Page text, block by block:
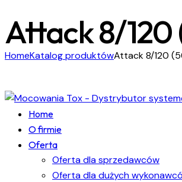
Attack 8/120
HomeKatalog produktówAttack 8/120
Home
O firmie
Oferta
Oferta dla sprzedawców
Oferta dla dużych